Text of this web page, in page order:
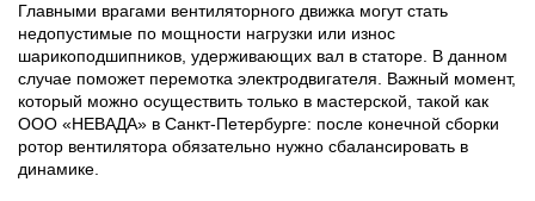
Главными врагами вентиляторного движка могут стать
недопустимые по мощности нагрузки или износ
шарикоподшипников, удерживающих вал в статоре. В данном
случае поможет перемотка электродвигателя. Важный момент,
который можно осуществить только в мастерской, такой как
ООО «НЕВАДА» в Санкт-Петербурге: после конечной сборки
ротор вентилятора обязательно нужно сбалансировать в
динамике.